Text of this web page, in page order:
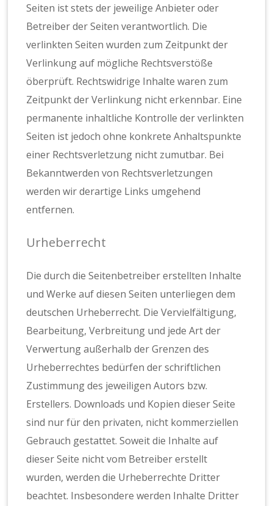
Seiten ist stets der jeweilige Anbieter oder
Betreiber der Seiten verantwortlich. Die
verlinkten Seiten wurden zum Zeitpunkt der
Verlinkung auf mögliche Rechtsverstöße
öberprüft. Rechtswidrige Inhalte waren zum
Zeitpunkt der Verlinkung nicht erkennbar. Eine
permanente inhaltliche Kontrolle der verlinkten
Seiten ist jedoch ohne konkrete Anhaltspunkte
einer Rechtsverletzung nicht zumutbar. Bei
Bekanntwerden von Rechtsverletzungen
werden wir derartige Links umgehend
entfernen.
Urheberrecht
Die durch die Seitenbetreiber erstellten Inhalte
und Werke auf diesen Seiten unterliegen dem
deutschen Urheberrecht. Die Vervielfältigung,
Bearbeitung, Verbreitung und jede Art der
Verwertung außerhalb der Grenzen des
Urheberrechtes bedürfen der schriftlichen
Zustimmung des jeweiligen Autors bzw.
Erstellers. Downloads und Kopien dieser Seite
sind nur für den privaten, nicht kommerziellen
Gebrauch gestattet. Soweit die Inhalte auf
dieser Seite nicht vom Betreiber erstellt
wurden, werden die Urheberrechte Dritter
beachtet. Insbesondere werden Inhalte Dritter